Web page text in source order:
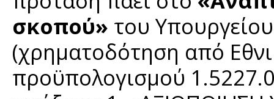
σκοπού» του
(χρηματοδότηση από
προϋπολογισμού